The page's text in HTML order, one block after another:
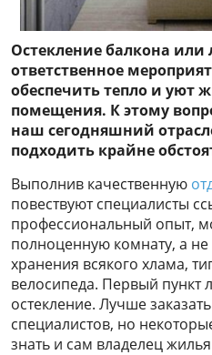
Остекление балкона
ответственное
обеспечить тепло и уют
помещения. К этому
наш сегодняшний
подходить крайне
Выполнив качественную
повествуют специалисты
профессиональный опыт,
полноценную комнату, а
хранения всякого хлама,
велосипеда. Первый
остекление. Лучше
специалистов, но
знать и сам владелец